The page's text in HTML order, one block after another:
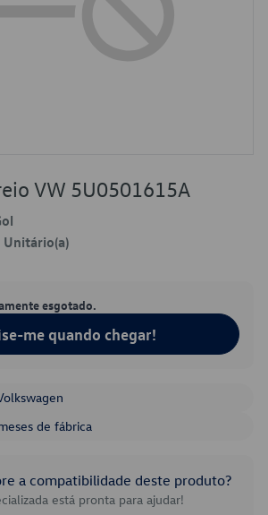
VW 5U0501615A
Unitário(a)
esgotado.
me quando chegar!
de fábrica
a compatibilidade deste produto?
está pronta para ajudar!